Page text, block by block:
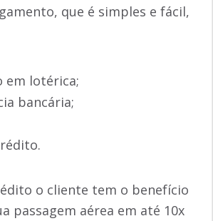
que é simples e fácil,
em lotérica;
bancária;
o cliente tem o benefício
passagem aérea em até 10x